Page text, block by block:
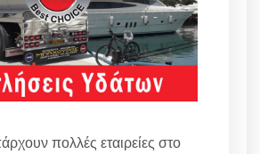
πολλές εταιρείες στο